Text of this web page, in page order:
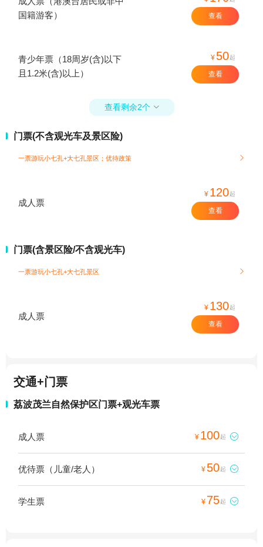
国籍游客）
查看
青少年票（18周岁(含)以下
且1.2米(含)以上）
¥ 50起
查看
查看剩余2个 
门票(不含观光车及景区险)
一票游玩小七孔+大七孔景区； 优待政策 
成人票
¥ 120起
查看
门票(含景区险/不含观光车)
一票游玩小七孔+大七孔景区 
成人票
¥ 130起
查看
交通+门票
荔波茂兰自然保护区门票+观光车票
成人票 ¥ 100起 
优待票（儿童/老人） ¥ 50起 
学生票 ¥ 75起 